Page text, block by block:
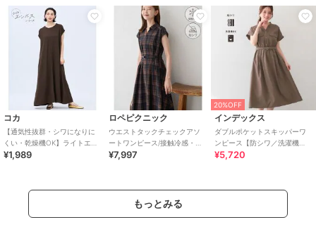
コカ
【通気性抜群・シワになりに
くい・乾燥機OK】ライトエン
ボスマキシロールアップワン
¥1,989
ロペピクニック
ウエストタックチェックアソ
ートワンピース/接触冷感・防
シワ・リンクコーデ
¥7,997
20%OFF
インデックス
ダブルポケットスキッパーワ
ンピース【防シワ／洗濯機
OK】《XS～3L／6col》
¥5,720
もっとみる